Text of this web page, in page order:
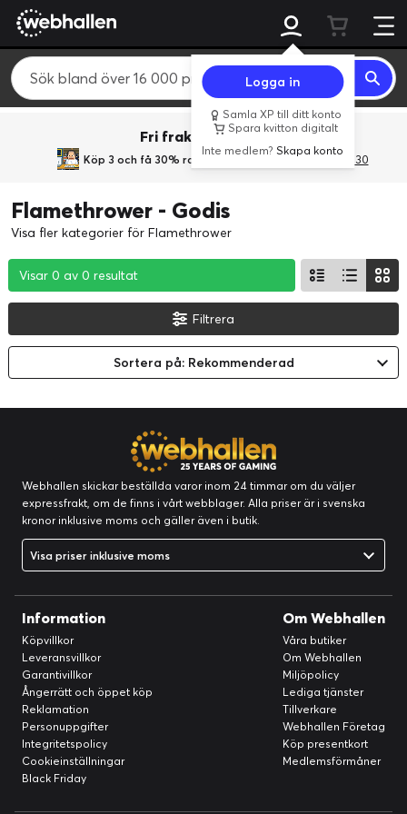
Logga in
Samla XP till ditt konto
Spara kvitton digitalt
Inte medlem?Skapa konto
Fri frakt över 800 kr.
Köp 3 och få 30% rabatt med rabattkoden 3Gives30
Flamethrower - Godis
Visa fler kategorier för Flamethrower
Visar 0 av 0 resultat
Visar 0 av 0 resultat
Visar 0 av 0 resultat
Filtrera
Sortera på: Rekommenderad
Webhallen skickar beställda varor inom 24 timmar om du väljer
expressfrakt, om de finns i vårt webblager. Alla priser är i svenska
kronor inklusive moms och gäller även i butik.
Visa priser inklusive moms
Information
Köpvillkor
Leveransvillkor
Garantivillkor
Ångerrätt och öppet köp
Reklamation
Personuppgifter
Integritetspolicy
Cookieinställningar
Black Friday
Om Webhallen
Våra butiker
Om Webhallen
Miljöpolicy
Lediga tjänster
Tillverkare
Webhallen Företag
Köp presentkort
Medlemsförmåner